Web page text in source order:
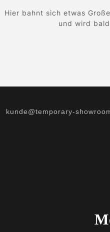
Hier bahnt sich etwas
und wird
kunde@temporary-